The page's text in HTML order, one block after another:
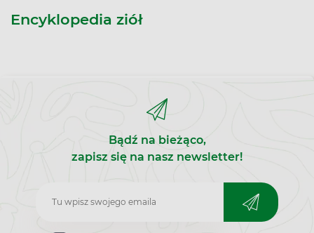
Encyklopedia ziół
Bądź na bieżąco,
zapisz się na nasz newsletter!
Zapisz